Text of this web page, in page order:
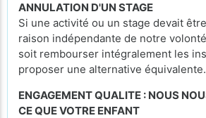
ANNULATION D'UN STAGE
Si une activité ou un stage devait
raison indépendante de notre volonté,
soit rembourser intégralement les
proposer une alternative équivalente.
ENGAGEMENT QUALITE : NOUS
CE QUE VOTRE ENFANT